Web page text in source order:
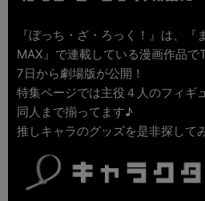
『ぼっち・ざ・ろっく！』は、『
MAX』で連載している漫画作品
7日から劇場版が公開！
特集ページでは主役４人のフィギ
同人まで揃ってます♪
推しキャラのグッズを是非探して